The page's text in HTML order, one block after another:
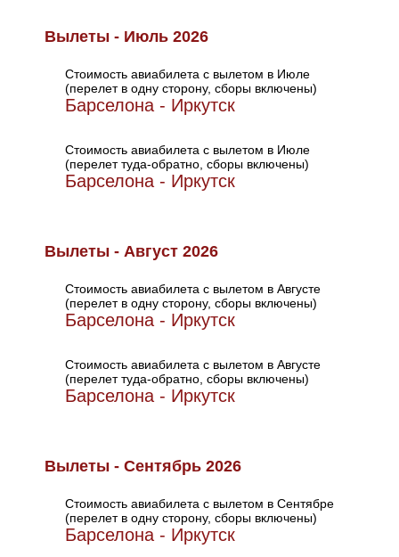
Вылеты - Июль 2026
Стоимость авиабилета с вылетом в Июле
(перелет в одну сторону, сборы включены)
Барселона - Иркутск
Стоимость авиабилета с вылетом в Июле
(перелет туда-обратно, сборы включены)
Барселона - Иркутск
Вылеты - Август 2026
Стоимость авиабилета с вылетом в Августе
(перелет в одну сторону, сборы включены)
Барселона - Иркутск
Стоимость авиабилета с вылетом в Августе
(перелет туда-обратно, сборы включены)
Барселона - Иркутск
Вылеты - Сентябрь 2026
Стоимость авиабилета с вылетом в Сентябре
(перелет в одну сторону, сборы включены)
Барселона - Иркутск